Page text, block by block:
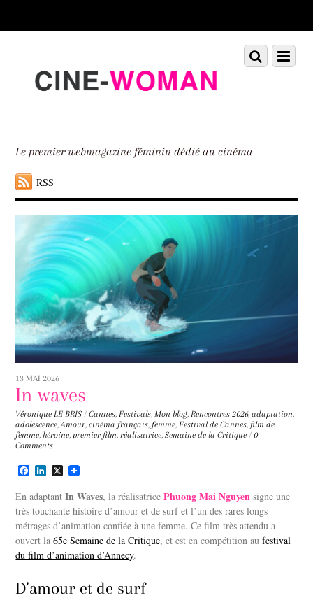
down
Le premier webmagazine féminin dédié au cinéma
RSS
Menu
Scroll
down
13 MAI 2026
In waves
Véronique LE BRIS / Cannes, Festivals, Mon blog, Rencontres 2026,adaptation,
adolescence,Amour,cinéma français, femme, Festival de Cannes, film de
femme,héroïne, premier film, réalisatrice,Semaine de la Critique / 0
Comments
F
c
e
b
o
o
k
L
n
k
e
d
I
n
X
En adaptantIn Waves, la réalisatricePhuong Mai Nguyen signe une
très touchante histoire d’amour et de surf et l’un des rares longs
métrages d’animation confiée à une femme. Ce film très attendu a
ouvert la65e Semaine de la Critique, et est en compétition aufestival
du film d’animation d’Annecy.
D’amour et de surf